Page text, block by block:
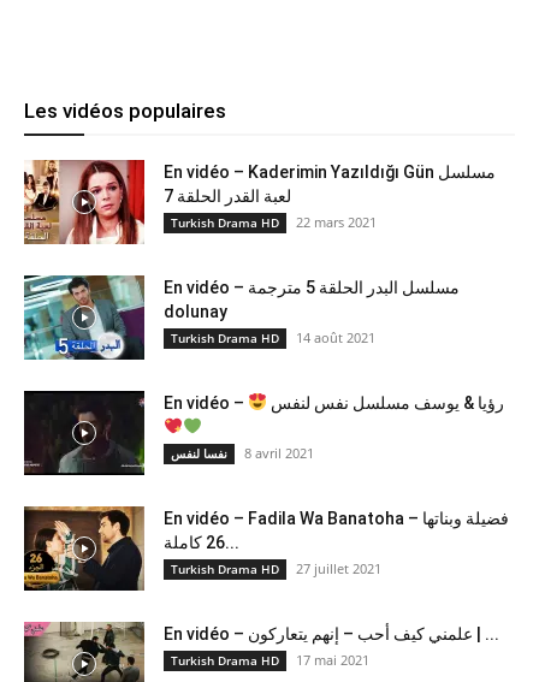
Les vidéos populaires
En vidéo – Kaderimin Yazıldığı Gün مسلسل
لعبة القدر الحلقة 7
Turkish Drama HD 22 mars 2021
En vidéo – مسلسل البدر الحلقة 5 مترجمة
dolunay
Turkish Drama HD 14 août 2021
En vidéo – رؤيا & يوسف مسلسل نفس لنفس
نفسا لنفس 8 avril 2021
En vidéo – Fadila Wa Banatoha – فضيلة وبناتها
26 كاملة...
Turkish Drama HD 27 juillet 2021
En vidéo – علمني كيف أحب – إنهم يتعاركون ​| ...
Turkish Drama HD 17 mai 2021